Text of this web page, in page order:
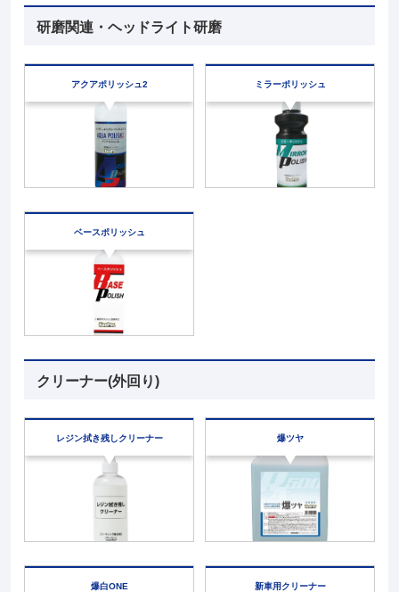
研磨関連・ヘッドライト研磨
アクアポリッシュ2 ミラーポリッシュ
ベースポリッシュ
クリーナー(外回り)
レジン拭き残しクリーナー 爆ツヤ
爆白ONE 新車用クリーナー